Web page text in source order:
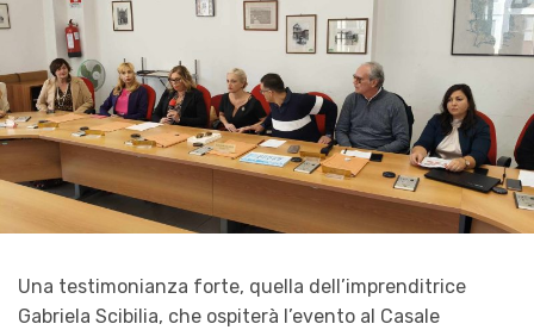
Una testimonianza forte, quella dell’imprenditrice
Gabriela Scibilia, che ospiterà l’evento al Casale